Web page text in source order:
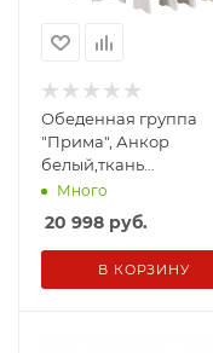
Обеденная группа
"Прима", Анкор
белый,ткань
Tesla13/Tesla12.(скамья,
стол, табурет)
Много
20 998 руб.
В КОРЗИНУ